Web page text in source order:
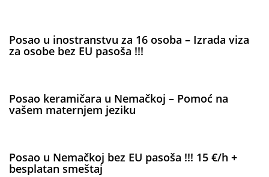
Posao u inostranstvu za 16 osoba – Izrada viza
za osobe bez EU pasoša !!!
Posao keramičara u Nemačkoj – Pomoć na
vašem maternjem jeziku
Posao u Nemačkoj bez EU pasoša !!! 15 €/h +
besplatan smeštaj